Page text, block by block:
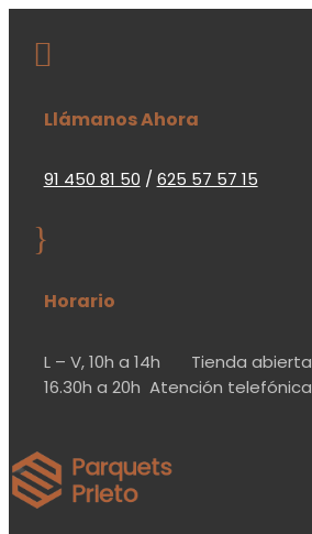

Llámanos Ahora
91 450 81 50 / 625 57 57 15
}
Horario
L – V,10h a 14h Tienda abierta
16.30h a 20h Atención telefónica